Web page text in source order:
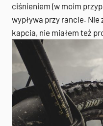
ciśnieniem (w moim
wypływa przy rancie. Nie
kapcia, nie miałem też